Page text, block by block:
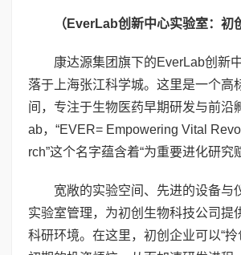
（ EverLab创新中心实验室：初
康达源集团旗下的EverLab创新
落于上海张江科学城。这里是一个高
间，专注于生物医药早期研发与前沿
ab，“EVER= Empowering Vital
rch”这个名字蕴含着“为重要进化研究
宽敞的实验空间、先进的设备与
实验室管理，为初创生物科技公司提
科研环境。在这里，初创企业可以“拎